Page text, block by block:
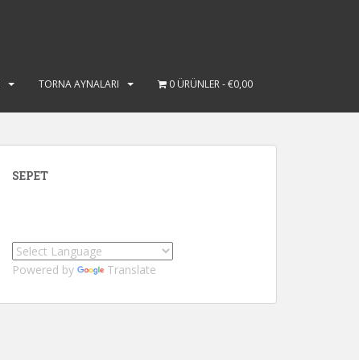
TORNA AYNALARI 0 ÜRÜNLER €0,00
SEPET
Powered by Translate